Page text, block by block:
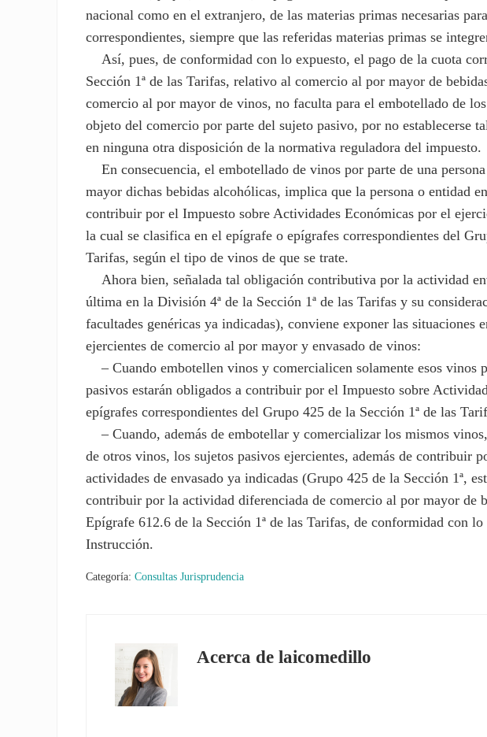
nacional como en el extranjero, de las materias primas necesarias
correspondientes, siempre que las referidas materias primas se
Así, pues, de conformidad con lo expuesto, el pago de la cuota
Sección 1ª de las Tarifas, relativo al comercio al por mayor de
comercio al por mayor de vinos, no faculta para el embotellado de
objeto del comercio por parte del sujeto pasivo, por no establecerse
en ninguna otra disposición de la normativa reguladora del impuesto.
En consecuencia, el embotellado de vinos por parte de una
mayor dichas bebidas alcohólicas, implica que la persona o entidad
contribuir por el Impuesto sobre Actividades Económicas por el
la cual se clasifica en el epígrafe o epígrafes correspondientes del
Tarifas, según el tipo de vinos de que se trate.
Ahora bien, señalada tal obligación contributiva por la actividad
última en la División 4ª de la Sección 1ª de las Tarifas y su
facultades genéricas ya indicadas), conviene exponer las situaciones
ejercientes de comercio al por mayor y envasado de vinos:
– Cuando embotellen vinos y comercialicen solamente esos vinos
pasivos estarán obligados a contribuir por el Impuesto sobre
epígrafes correspondientes del Grupo 425 de la Sección 1ª de las
– Cuando, además de embotellar y comercializar los mismos
de otros vinos, los sujetos pasivos ejercientes, además de contribuir
actividades de envasado ya indicadas (Grupo 425 de la Sección 1ª,
contribuir por la actividad diferenciada de comercio al por mayor de
Epígrafe 612.6 de la Sección 1ª de las Tarifas, de conformidad con lo
Instrucción.
Categoría:Consultas Jurisprudencia
Acerca delaicomedillo